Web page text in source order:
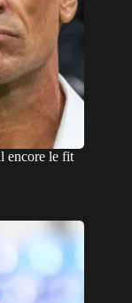
encore le fit